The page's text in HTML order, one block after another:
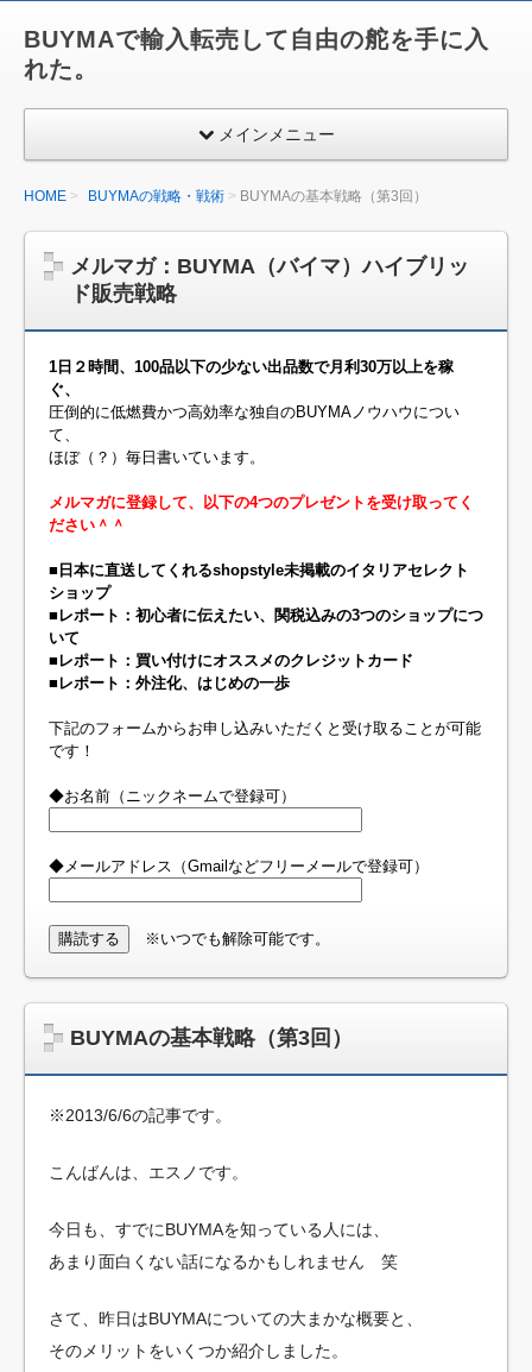
BUYMAで輸入転売して自由の舵を手に入
れた。
メインメニュー
HOME BUYMAの戦略・戦術 BUYMAの基本戦略（第3回）
メルマガ：BUYMA（バイマ）ハイブリッ
ド販売戦略
1日２時間、100品以下の少ない出品数で月利30万以上を稼
ぐ、
圧倒的に低燃費かつ高効率な独自のBUYMAノウハウについ
て、
ほぼ（？）毎日書いています。
メルマガに登録して、以下の4つのプレゼントを受け取ってく
ださい＾＾
■日本に直送してくれるshopstyle未掲載のイタリアセレクト
ショップ
■レポート：初心者に伝えたい、関税込みの3つのショップにつ
いて
■レポート：買い付けにオススメのクレジットカード
■レポート：外注化、はじめの一歩
下記のフォームからお申し込みいただくと受け取ることが可能
です！
◆お名前（ニックネームで登録可）
◆メールアドレス（Gmailなどフリーメールで登録可）
※いつでも解除可能です。
BUYMAの基本戦略（第3回）
※2013/6/6の記事です。
こんばんは、エスノです。
今日も、すでにBUYMAを知っている人には、
あまり面白くない話になるかもしれません 笑
さて、昨日はBUYMAについての大まかな概要と、
そのメリットをいくつか紹介しました。